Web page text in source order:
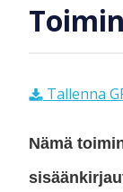
Tallenna
Nämä